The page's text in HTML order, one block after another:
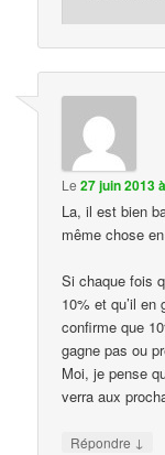
Le27 juin 2013
La, il est bien
même chose
Si chaque fois
10% et qu’il
confirme que
gagne pas ou
Moi, je pense
verra aux
Répondre ↓